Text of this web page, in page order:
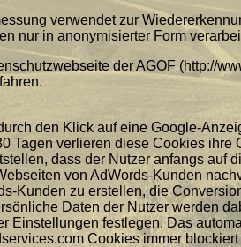
verwendet zur
nur in anonymisierter Form
der AGOF (http://
den Klick auf eine Google-
Tagen verlieren diese Cookies
dass der Nutzer anfangs auf
von AdWords-Kunden
Kunden zu erstellen, die
Daten der Nutzer werden
Einstellungen festlegen. Das
Cookies immer blockiert